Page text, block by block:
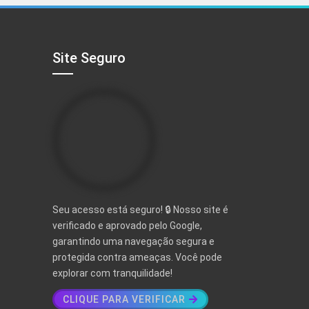
Site Seguro
Seu acesso está seguro! 🔒 Nosso site é
verificado e aprovado pelo Google,
garantindo uma navegação segura e
protegida contra ameaças. Você pode
explorar com tranquilidade!
CLIQUE PARA VERIFICAR